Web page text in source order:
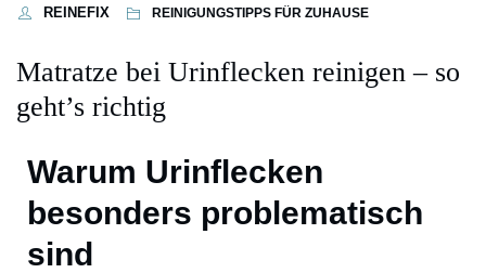
REINEFIX REINIGUNGSTIPPS FÜR ZUHAUSE
Matratze bei Urinflecken reinigen – so
geht’s richtig
Warum Urinflecken
besonders problematisch
sind